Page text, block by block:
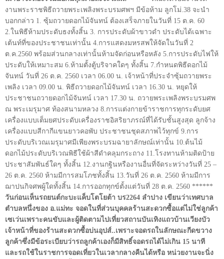
งานพระราชพิธีถวายพระเพลิงพระบรมศพฯ มีข้อห้าม ลูกโม่.38 จะนำ
บอกกล่าว 1. ซุ้มถวายดอกไม้จันทน์ ต้องเสร็จภายในวันที่ 15 ต.ค. 60
2.ในพิธีห้ามประดับธงทั้งสิ้น 3. การประดับผ้าขาวดำ ประดับได้เฉพาะ
เต้นท์ที่ของประชาชนเท่านั้น 4.การแสดงมหรสพให้จัดในวันที่ 2
ต.ค.2560 พร้อมส่วนกลางเท่านั้นห้ามจัดก่อนหรือหลัง 5.การประดับไฟให้
ประดับให้เหมาะสม 6.ห้ามตั้งตู้บริจาคใดๆ ทั้งสิ้น 7.กำหนดพิธีดอกไม้
จันทน์ วันที่ 26 ต.ค. 2560 เวลา 06.00 น. เจ้าหน้าที่ประจำซุ้มถวายพระ
เพลิง เวลา 09.00 น. พิธีถวายดอกไม้จันทน์ เวลา 16.30 น. หยุดให้
ประชาชนถวายดอกไม้จันทน์ เวลา 17.30 น. ถวายพระเพลิงพระบรมศพ
ณ พระเมรุมาศ ท้องสนามหลวง 8.การแต่งกายข้าราชการทุกระดับยศ
เครื่องแบบเต็มยศประดับเครื่องราชอิสริยาภรณ์ที่ได้รับชั้นสูงสุด ลูกจ้าง
เครื่องแบบสีกากีแขนยาวคอพับ ประชาชนชุดสภาพไว้ทุกข์ 9.การ
ประดับบริเวณเมรุมาศมีเพียงพระบรมฉายาลักษณ์เท่านั้น 10.ต้นไม้
ดอกไม้ประดับบริเวณพิธีใช้ผ้าสีดำคลุมกระถาง 11.โรงทานห้ามติดป้าย
ประชาสัมพันธ์ใดๆ ทั้งสิ้น 12.งานกฐินหรืองานอื่นที่จัดระหว่างวันที่ 25 –
26 ต.ค. 2560 ห้ามมีการสมโภชทั้งสิ้น 13.วันที่ 26 ต.ค. 2560 ห้ามมีการ
ฌาปนกิจศพผู้ใดทั้งสิ้น 14.การออกทุกข์ตั้งแต่วันที่ 28 ต.ค. 2560 ******
วันก่อนเห็นรถยนต์กะบะแค็บโตโยต้า บร2264 ลำปาง เขียนว่าเทศบาล
ตำบลหนึ่งของ อ.แม่ทะ จอดในที่ส่วนบุคคลร้านสะดวกซื้อแต่ไม่ใช่ลูกค้า
เซเว่นเพราะคนขับและผู้ติดตามไปเที่ยวสถานบันเทิงแถวบ้านเวียงบัว
เจ้าหน้าที่ของร้านสะดวกซื้อบ่นอุปส์..เพราะจอดรถในลักษณะกีดขวาง
ลูกค้าซึ่งมีข้อระเบียบว่ารถลูกค้าเองก็มีสิทธิ์จอดรถได้ไม่เกิน 15 นาที
และรถใช้ในราชการจอดเที่ยวในเวลากลางคืนได้หรือ หน่วยงานจะนิ่ง